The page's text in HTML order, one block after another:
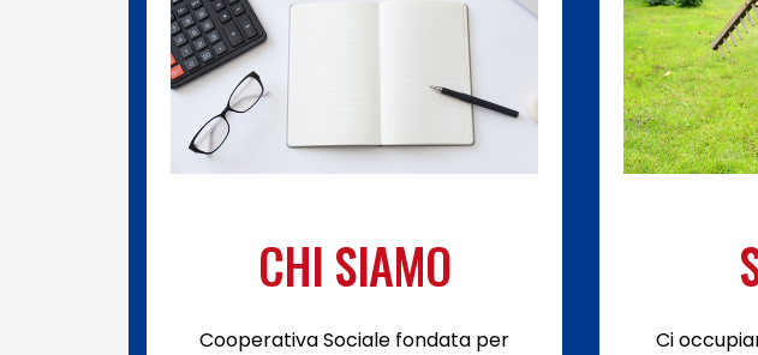
CHI SIAMO
Cooperativa Sociale fondata per
Ci